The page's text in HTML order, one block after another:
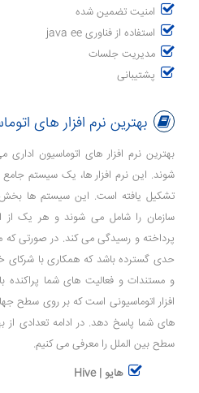
امنیت تضمین شده
استفاده از فناوری java ee
مدیریت جلسات
پشتیبانی
بهترین نرم افزار های
بهترین نرم ‌افزار های اتوماسیون
شوند. این نرم‌ افزار ها، یک سیستم جامع
تشکیل یافته است. این سیستم ‌ها
سازمان را شامل می ‌شوند و هر یک از
پرداخته و رسیدگی می کند. در صورتی
حدی گسترده باشد که همکاری با شرکای
و مستندات و فعالیت ‌های شما پراکنده
‌افزار اتوماسیونی است که بر روی سطح
های شما پاسخ دهد. در ادامه تعدادی از
سطح بین الملل را معرفی می کنیم.
هایو | Hive